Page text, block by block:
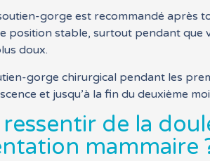
gorge est recommandé après
position stable, surtout pendant que
doux.
gorge chirurgical pendant les
et jusqu’à la fin du deuxième
ressentir de la
mammaire